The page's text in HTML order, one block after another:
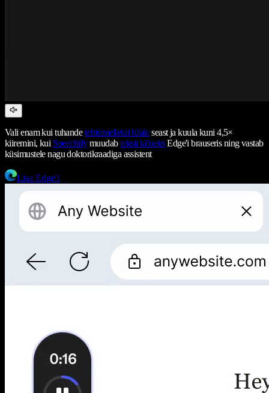
Vali enam kui tuhandetehisintellekti hääleseast ja kuula kuni 4,5×
kiiremini, kui Speechifymuudabteksti kõneksEdge'i brauseris ning vastab
küsimustele nagu doktorikraadiga assistent
Lisa Edge'i